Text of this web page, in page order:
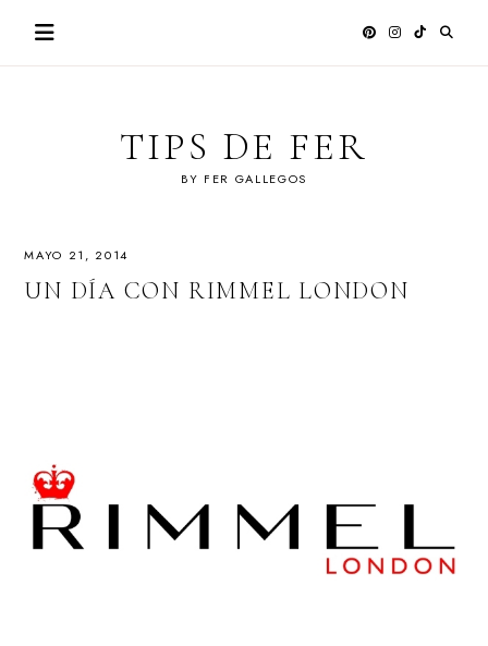
TIPS DE FER
BY FER GALLEGOS
MAYO 21, 2014
UN DÍA CON RIMMEL LONDON